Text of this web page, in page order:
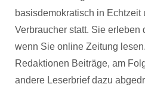
basisdemokratisch in Echtzeit
Verbraucher statt. Sie erleben
wenn Sie online Zeitung
Redaktionen Beiträge, am
andere Leserbrief dazu